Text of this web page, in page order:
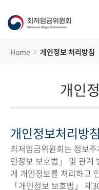
Home 개인정보 처리방침
개인
개인정보처리방침
최저임금위원회는 정보
인정보 보호법」 및 관계
게 개인정보를 처리하고
「개인정보 보호법」 제